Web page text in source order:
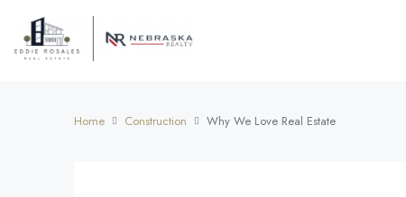
Home Construction Why We Love Real Estate